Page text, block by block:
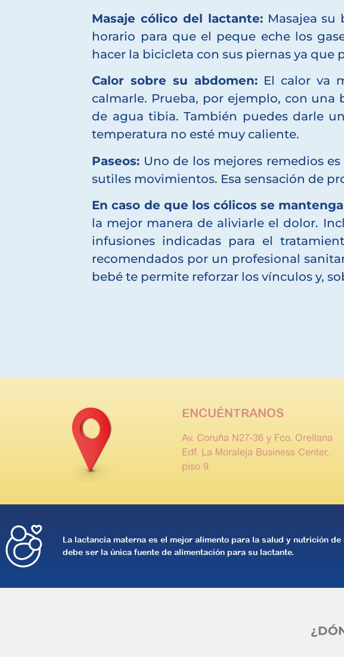
Masaje cólico del lactante:Masajea su
horario para que el peque eche los
hacer la bicicleta con sus piernas ya que
Calor sobre su abdomen: El calor va
calmarle. Prueba, por ejemplo, con
de agua tibia. También puedes darle
temperatura no esté muy caliente.
Paseos: Uno de los mejores remedios
sutiles movimientos. Esa sensación de
En caso de que los cólicos se
la mejor manera de aliviarle el dolor.
infusiones indicadas para el
recomendados por un profesional
bebé te permite reforzar los vínculos y,
ENCUÉNTRANOS
Av. Coruña N27-36 y Fco. Orellana
Edf. La Moraleja Business Center,
piso 9.
La lactancia materna es el mejor alimento para la salud y nutrición
debe ser la única fuente de alimentación para su lactante.